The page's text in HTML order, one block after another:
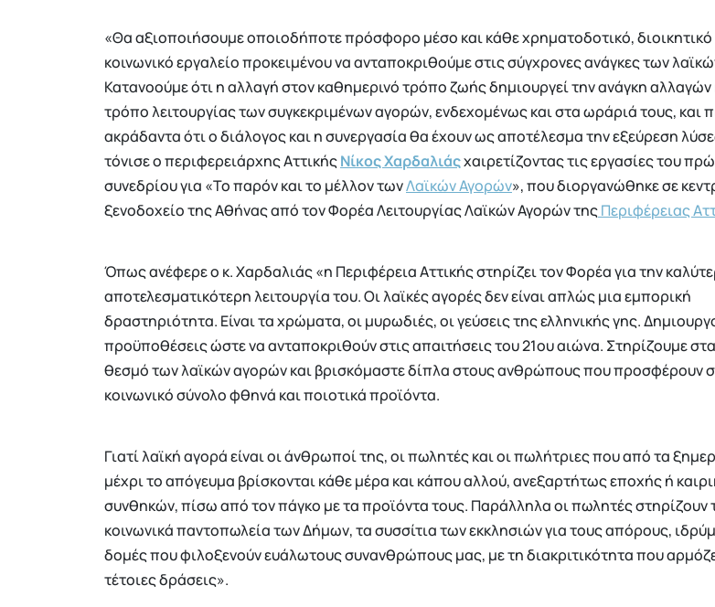
«Θα αξιοποιήσουμε οποιοδήποτε πρόσφορο μέσο και κάθε χρηματοδοτικό, διοικητικό
κοινωνικό εργαλείο προκειμένου να ανταποκριθούμε στις σύγχρονες ανάγκες των
Κατανοούμε ότι η αλλαγή στον καθημερινό τρόπο ζωής δημιουργεί την ανάγκη αλλαγών
τρόπο λειτουργίας των συγκεκριμένων αγορών, ενδεχομένως και στα ωράριά τους, και
ακράδαντα ότι ο διάλογος και η συνεργασία θα έχουν ως αποτέλεσμα την εξεύρεση
τόνισε ο περιφερειάρχης ΑττικήςΝίκος Χαρδαλιάςχαιρετίζοντας τις εργασίες του
συνεδρίου για «Το παρόν και το μέλλον τωνΛαϊκών Αγορών», που διοργανώθηκε σε
ξενοδοχείο της Αθήνας από τον Φορέα Λειτουργίας Λαϊκών Αγορών τηςΠεριφέρειας
Όπως ανέφερε ο κ. Χαρδαλιάς «η Περιφέρεια Αττικής στηρίζει τον Φορέα για την
αποτελεσματικότερη λειτουργία του. Οι λαϊκές αγορές δεν είναι απλώς μια εμπορική
δραστηριότητα. Είναι τα χρώματα, οι μυρωδιές, οι γεύσεις της ελληνικής γης.
προϋποθέσεις ώστε να ανταποκριθούν στις απαιτήσεις του 21ου αιώνα. Στηρίζουμε
θεσμό των λαϊκών αγορών και βρισκόμαστε δίπλα στους ανθρώπους που προσφέρουν
κοινωνικό σύνολο φθηνά και ποιοτικά προϊόντα.
Γιατί λαϊκή αγορά είναι οι άνθρωποί της, οι πωλητές και οι πωλήτριες που από τα
μέχρι το απόγευμα βρίσκονται κάθε μέρα και κάπου αλλού, ανεξαρτήτως εποχής ή
συνθηκών, πίσω από τον πάγκο με τα προϊόντα τους. Παράλληλα οι πωλητές στηρίζουν
κοινωνικά παντοπωλεία των Δήμων, τα συσσίτια των εκκλησιών για τους απόρους,
δομές που φιλοξενούν ευάλωτους συνανθρώπους μας, με τη διακριτικότητα που
τέτοιες δράσεις».